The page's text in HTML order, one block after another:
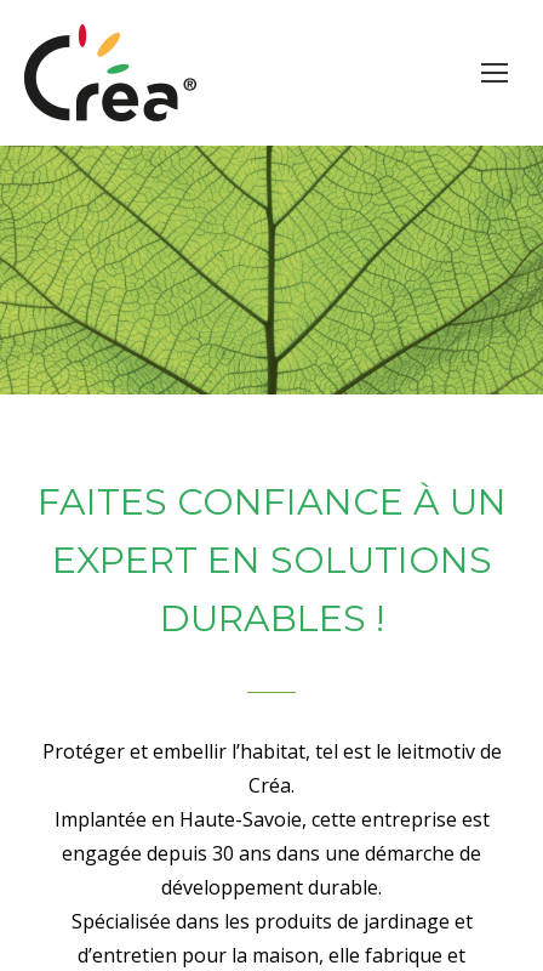
FAITES CONFIANCE À UN
EXPERT EN SOLUTIONS
DURABLES !
Protéger et embellir l’habitat, tel est le leitmotiv de
Créa.
Implantée en Haute-Savoie, cette entreprise est
engagée depuis 30 ans dans une démarche de
développement durable.
Spécialisée dans les produits de jardinage et
d’entretien pour la maison, elle fabrique et